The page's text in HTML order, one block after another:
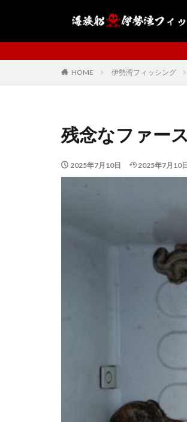
海族
HOME 伊勢湾フィッシング
残念なファー
2025年7月10日 2025年7月10日